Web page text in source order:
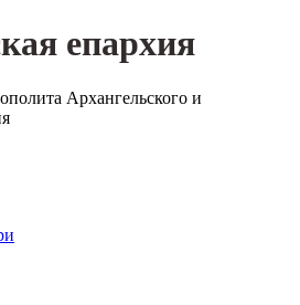
епархия
Архангельского и